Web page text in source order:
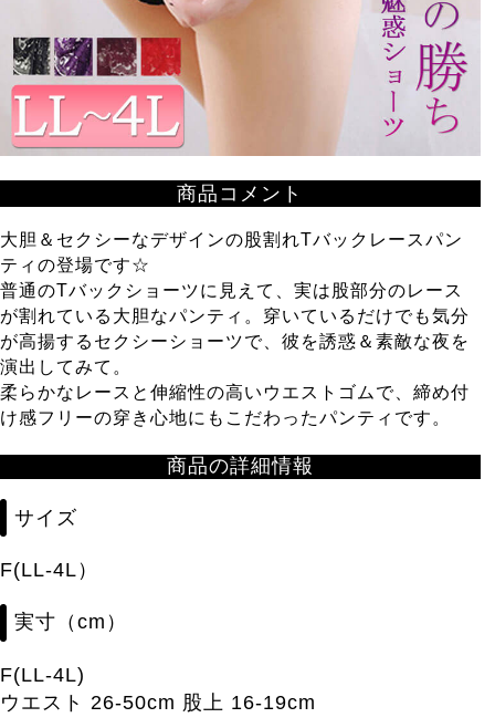
商品コメント
大胆＆セクシーなデザインの股割れTバックレースパン
ティの登場です☆
普通のTバックショーツに見えて、実は股部分のレース
が割れている大胆なパンティ。穿いているだけでも気分
が高揚するセクシーショーツで、彼を誘惑＆素敵な夜を
演出してみて。
柔らかなレースと伸縮性の高いウエストゴムで、締め付
け感フリーの穿き心地にもこだわったパンティです。
商品の詳細情報
サイズ
F(LL-4L）
実寸（cm）
F(LL-4L)
ウエスト 26-50cm 股上 16-19cm